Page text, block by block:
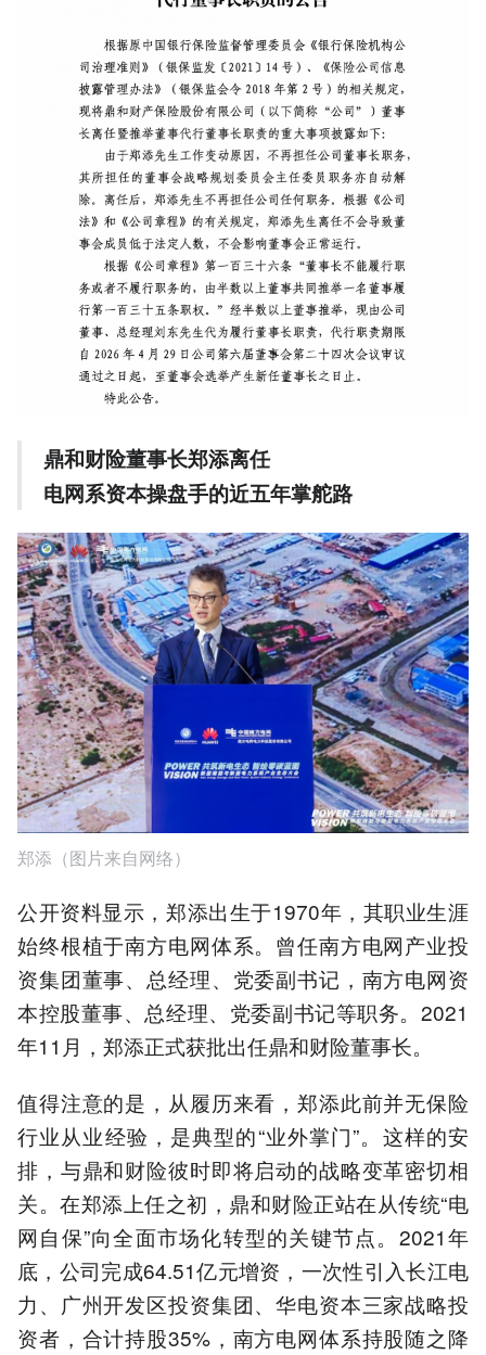
鼎和财险董事长郑添离任
电网系资本操盘手的近五年掌舵路
郑添（图片来自网络）
公开资料显示，郑添出生于1970年，其职业生涯
始终根植于南方电网体系。曾任南方电网产业投
资集团董事、总经理、党委副书记，南方电网资
本控股董事、总经理、党委副书记等职务。2021
年11月，郑添正式获批出任鼎和财险董事长。
值得注意的是，从履历来看，郑添此前并无保险
行业从业经验，是典型的“业外掌门”。这样的安
排，与鼎和财险彼时即将启动的战略变革密切相
关。在郑添上任之初，鼎和财险正站在从传统“电
网自保”向全面市场化转型的关键节点。2021年
底，公司完成64.51亿元增资，一次性引入长江电
力、广州开发区投资集团、华电资本三家战略投
资者，合计持股35%，南方电网体系持股随之降